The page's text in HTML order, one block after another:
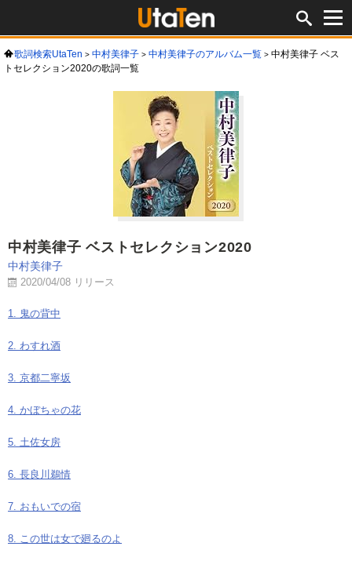
歌詞検索UtaTen 中村美律子 中村美律子のアルバム一覧
中村美律子 ベス
トセレクション2020の歌詞一覧
中村美律子 ベストセレクション2020
中村美律子
2020/04/08 リリース
1. 鬼の背中
2. わすれ酒
3. 京都二寧坂
4. かぼちゃの花
5. 土佐女房
6. 長良川鵜情
7. おもいでの宿
8. この世は女で廻るのよ